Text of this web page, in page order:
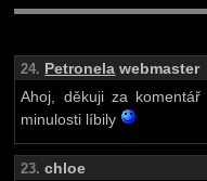
24. Petronela webmaster
Ahoj, děkuji za
minulosti líbily
23. chloe